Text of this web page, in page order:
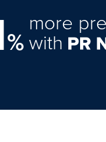
%
more
with